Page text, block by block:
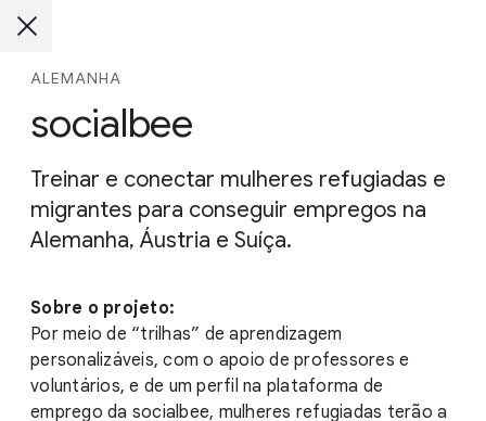
ALEMANHA
socialbee
Treinar e conectar mulheres refugiadas e
migrantes para conseguir empregos na
Alemanha, Áustria e Suíça.
Sobre o projeto:
Por meio de “trilhas” de aprendizagem
personalizáveis, com o apoio de professores e
voluntários, e de um perfil na plataforma de
emprego da socialbee, mulheres refugiadas terão a